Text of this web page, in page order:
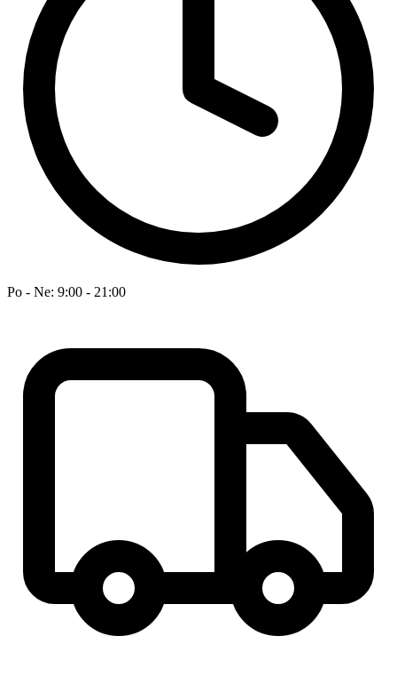
Po - Ne: 9:00 - 21:00